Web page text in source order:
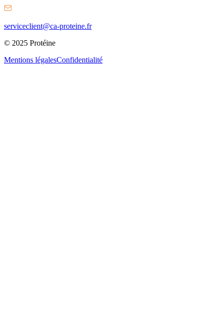
serviceclient@ca-proteine.fr
© 2025 Protéine
Mentions légalesConfidentialité